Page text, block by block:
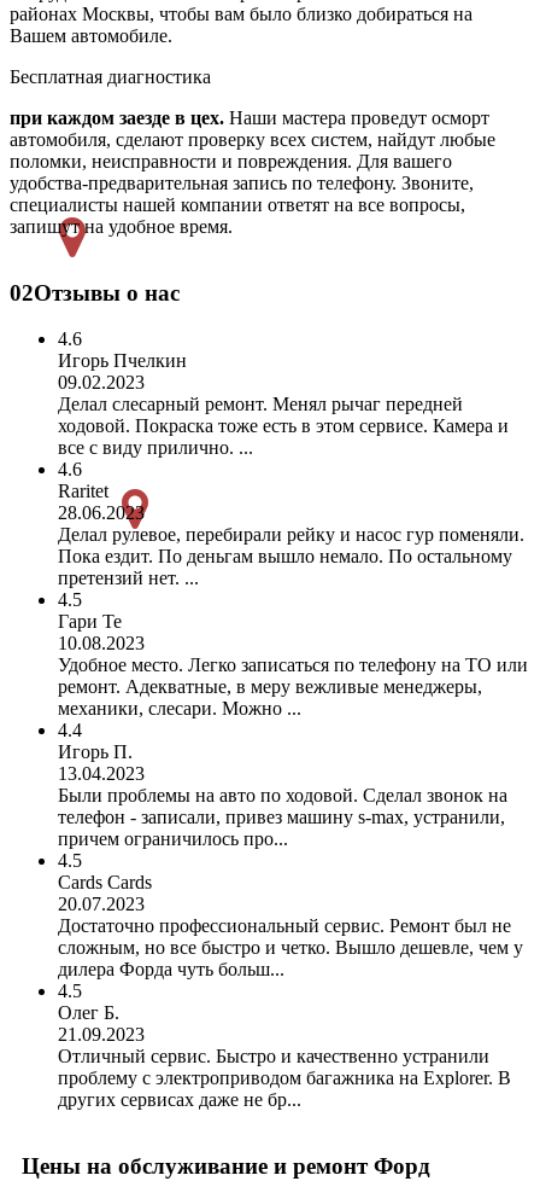
районах Москвы, чтобы вам было близко добираться на
Вашем автомобиле.
Бесплатная диагностика
при каждом заезде в цех. Наши мастера проведут осморт
автомобиля, сделают проверку всех систем, найдут любые
поломки, неисправности и повреждения. Для вашего
удобства-предварительная запись по телефону. Звоните,
специалисты нашей компании ответят на все вопросы,
запишут на удобное время.
02Отзывы о нас
4.6
Игорь Пчелкин
09.02.2023
Делал слесарный ремонт. Менял рычаг передней
ходовой. Покраска тоже есть в этом сервисе. Камера и
все с виду прилично. ...
4.6
Raritet
28.06.2023
Делал рулевое, перебирали рейку и насос гур поменяли.
Пока ездит. По деньгам вышло немало. По остальному
претензий нет. ...
4.5
Гари Те
10.08.2023
Удобное место. Легко записаться по телефону на ТО или
ремонт. Адекватные, в меру вежливые менеджеры,
механики, слесари. Можно ...
4.4
Игорь П.
13.04.2023
Были проблемы на авто по ходовой. Сделал звонок на
телефон - записали, привез машину s-max, устранили,
причем ограничилось про...
4.5
Cards Cards
20.07.2023
Достаточно профессиональный сервис. Ремонт был не
сложным, но все быстро и четко. Вышло дешевле, чем у
дилера Форда чуть больш...
4.5
Олег Б.
21.09.2023
Отличный сервис. Быстро и качественно устранили
проблему с электроприводом багажника на Explorer. В
других сервисах даже не бр...
Цены на обслуживание и ремонт Форд